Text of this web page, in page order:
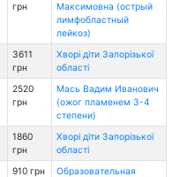
грн
Максимовна (острый
лимфобластный
лейкоз)
3611
грн
Хворі діти Запорізької
області
2520
грн
Мась Вадим Иванович
(oжог пламенем 3-4
степени)
1860
грн
Хворі діти Запорізької
області
910 грн
Образовательная